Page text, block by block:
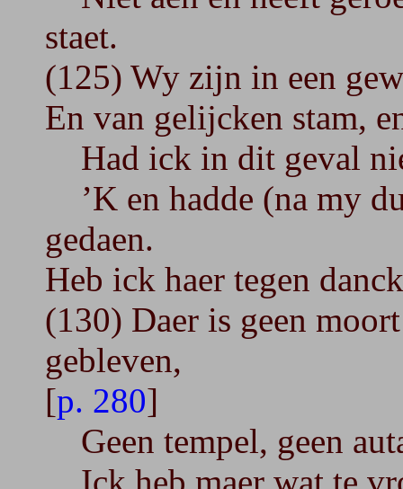
staet.
(125) Wy zijn in een
En van gelijcken stam,
Had ick in dit geval
’K en hadde (na my
gedaen.
Heb ick haer tegen
(130) Daer is geen
gebleven,
[p. 280]
Geen tempel, geen
Ick heb maer wat te